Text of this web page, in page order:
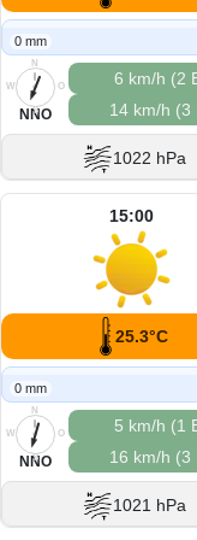
0 mm
N
O
S
W
NNO
6 km/h (2
14 km/h (3
1022 hPa
15:00
25.3°C
0 mm
N
O
S
W
NNO
5 km/h (1
16 km/h (3
1021 hPa